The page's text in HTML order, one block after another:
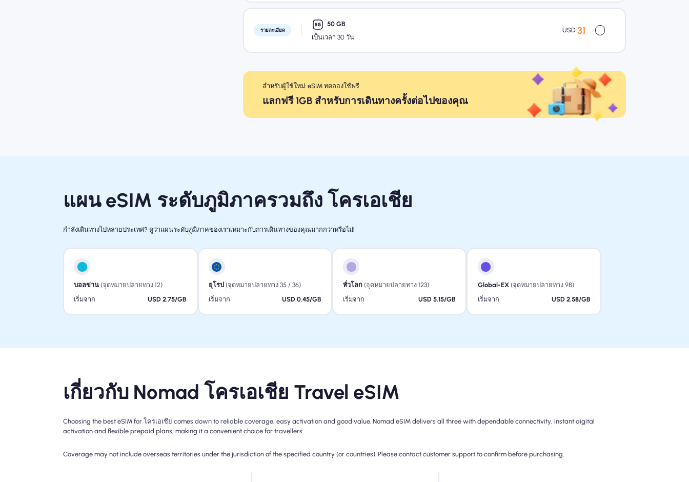
รายละเอียด
50 GB
เป็นเวลา 30 วัน
USD 31
สำหรับผู้ใช้ใหม่: eSIM ทดลองใช้ฟรี
แลกฟรี 1GB สำหรับการเดินทางครั้งต่อไปของคุณ
แผน eSIM ระดับภูมิภาครวมถึง โครเอเชีย
กำลังเดินทางไปหลายประเทศ? ดูว่าแผนระดับภูมิภาคของเราเหมาะกับการเดินทางของคุณมากกว่าหรือไม่!
บอลข่าน (จุดหมายปลายทาง 12)
เริ่มจาก
USD 2.75/GB
ยุโรป (จุดหมายปลายทาง 35 / 36)
เริ่มจาก
USD 0.45/GB
ทั่วโลก (จุดหมายปลายทาง 123)
เริ่มจาก
USD 5.15/GB
Global-EX(จุดหมายปลายทาง 98)
เริ่มจาก
USD 2.58/GB
เกี่ยวกับ Nomad โครเอเชีย Travel eSIM
Choosing the best eSIM for โครเอเชีย comes down to reliable coverage, easy activation and good value. Nomad eSIM delivers all three with dependable connectivity, instant digital
activation and flexible prepaid plans, making it a convenient choice for travellers.
Coverage may not include overseas territories under the jurisdiction of the specified country (or countries). Please contact customer support to confirm before purchasing.